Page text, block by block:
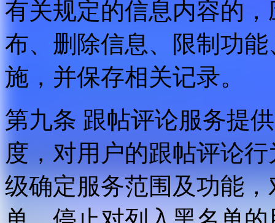
有关规定的信息内容的
布、删除信息、限制功
施，并保存相关记录。
第九条 跟帖评论服务提
度，对用户的跟帖评论
级确定服务范围及功能